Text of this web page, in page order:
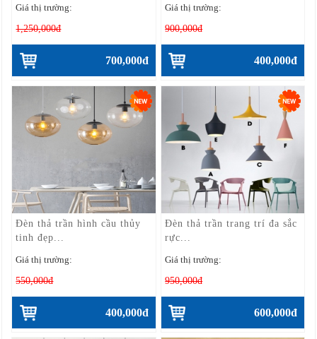
Giá thị trường:
1,250,000đ
700,000đ
Giá thị trường:
900,000đ
400,000đ
Đèn thả trần hình cầu thủy
tinh đẹp...
Giá thị trường:
550,000đ
400,000đ
Đèn thả trần trang trí đa sắc
rực...
Giá thị trường:
950,000đ
600,000đ